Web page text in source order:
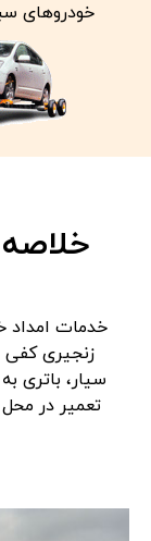
خودروهای
خدمات امداد
زنجیری کفی
سیار، باتری
تعمیر در